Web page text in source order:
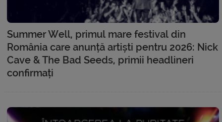
Summer Well, primul mare festival din
România care anunță artiști pentru 2026: Nick
Cave & The Bad Seeds, primii headlineri
confirmați